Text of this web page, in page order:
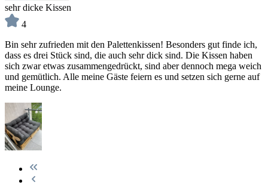
sehr dicke Kissen
4
Bin sehr zufrieden mit den Palettenkissen! Besonders gut finde ich,
dass es drei Stück sind, die auch sehr dick sind. Die Kissen haben
sich zwar etwas zusammengedrückt, sind aber dennoch mega weich
und gemütlich. Alle meine Gäste feiern es und setzen sich gerne auf
meine Lounge.